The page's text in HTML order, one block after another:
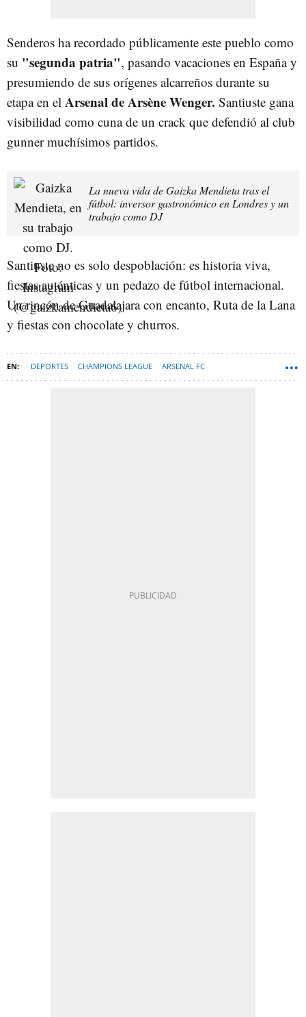
Senderos ha recordado públicamente este pueblo como
su "segunda patria", pasando vacaciones en España y
presumiendo de sus orígenes alcarreños durante su
etapa en el Arsenal de Arsène Wenger. Santiuste gana
visibilidad como cuna de un crack que defendió al club
gunner muchísimos partidos.
La nueva vida de Gaizka Mendieta tras el
fútbol: inversor gastronómico en Londres y un
trabajo como DJ
Santiuste no es solo despoblación: es historia viva,
fiestas auténticas y un pedazo de fútbol internacional.
Un rincón de Guadalajara con encanto, Ruta de la Lana
y fiestas con chocolate y churros.
DEPORTES CHAMPIONS LEAGUE ARSENAL FC